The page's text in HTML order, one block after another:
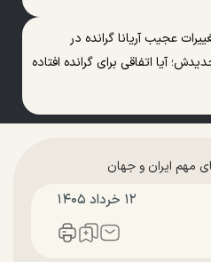
عجیب آریانا گرانده در
آیا اتفاقی برای گرانده افتاده
مهم ایران و جهان
۱۲ خرداد ۱۴۰۵